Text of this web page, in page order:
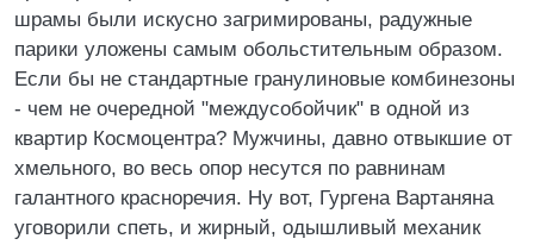
шрамы были искусно загримированы, радужные
парики уложены самым обольстительным образом.
Если бы не стандартные гранулиновые комбинезоны
- чем не очередной "междусобойчик" в одной из
квартир Космоцентра? Мужчины, давно отвыкшие от
хмельного, во весь опор несутся по равнинам
галантного красноречия. Ну вот, Гургена Вартаняна
уговорили спеть, и жирный, одышливый механик